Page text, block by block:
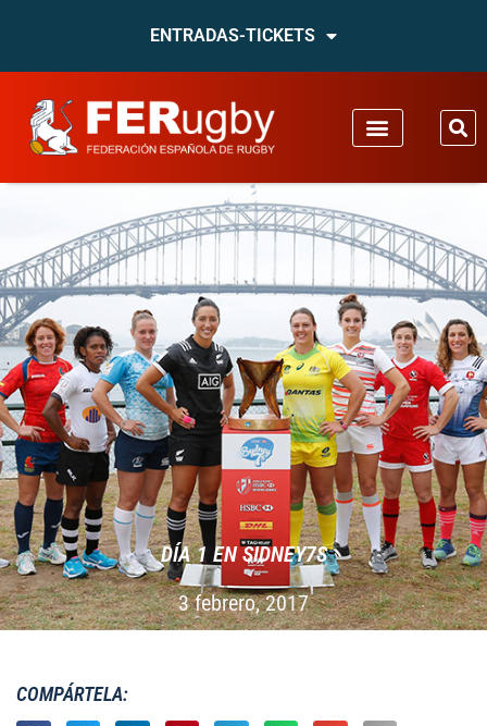
ENTRADAS-TICKETS
DÍA 1 EN SIDNEY7S
3 febrero, 2017
COMPÁRTELA: